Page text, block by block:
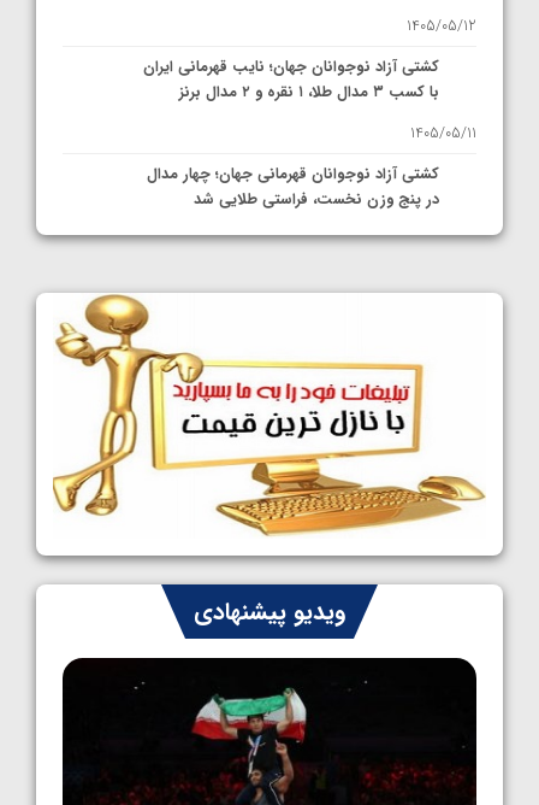
1405/05/12
کشتی آزاد نوجوانان جهان؛ نایب قهرمانی ایران
با کسب ۳ مدال طلا، ۱ نقره و ۲ مدال برنز
1405/05/11
کشتی آزاد نوجوانان قهرمانی جهان؛ چهار مدال
در پنج وزن نخست، فراستی طلایی شد
1405/05/11
کشتی آزاد نوجوانان جهان؛ رقبای نمایندگان
ایران مشخص شدند
1405/05/08
کشتی فرنگی نوجوانان جهان؛ سکوی تیمی
سوم برای ایران
1405/05/07
ایران چشم به راه چهار مدال در پنج وزن دوم
کشتی فرنگی نوجوانان جهان
1405/05/06
ویدیو پیشنهادی